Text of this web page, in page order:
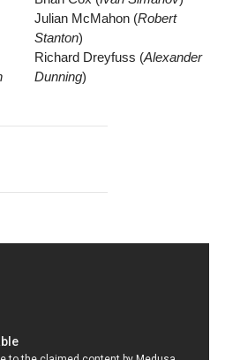
Julian McMahon (Robert
Stanton)
Richard Dreyfuss (Alexander
Dunning)